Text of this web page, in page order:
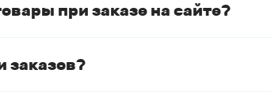
при заказе на сайте?
заказов?